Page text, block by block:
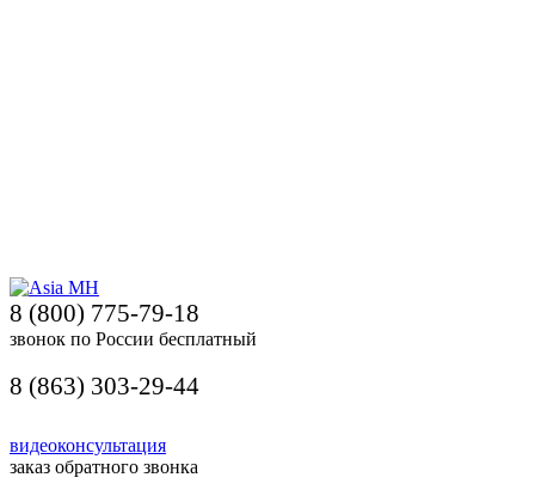
8 (800) 775-79-18
звонок по России бесплатный
8 (863) 303-29-44
видеоконсультация
заказ обратного звонка